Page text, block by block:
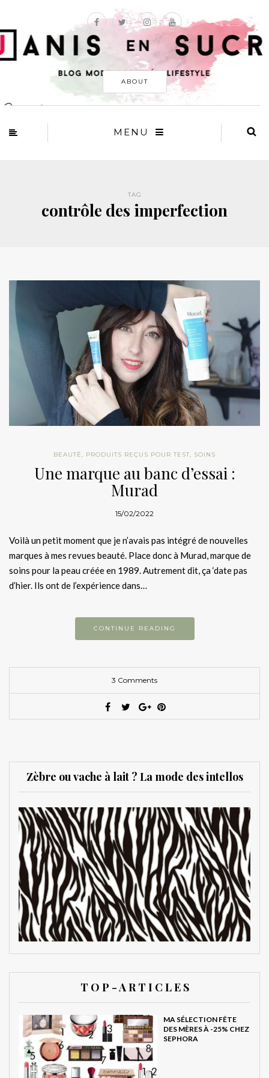
ABOUT
MENU
TAG
contrôle des imperfection
BEAUTÉ, PRODUITS REÇUS POUR TEST, SOINS
Une marque au banc d’essai :
Murad
15/02/2022
Voilà un petit moment que je n’avais pas intégré de nouvelles
marques à mes revues beauté. Place donc à Murad, marque de
soins pour la peau créée en 1989. Autrement dit, ça ‘date pas
d’hier. Ils ont de l’expérience dans…
CONTINUE READING
3 Comments
Zèbre ou vache à lait ? La mode des intellos
T O P - A R T I C L E S
MA SÉLECTION FÊTE
DES MÈRES À -25% CHEZ
SEPHORA